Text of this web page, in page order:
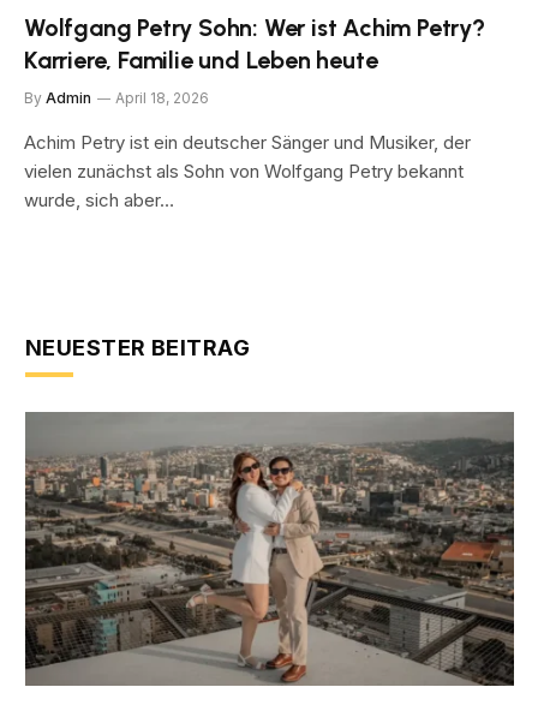
Wolfgang Petry Sohn: Wer ist Achim Petry?
Karriere, Familie und Leben heute
By Admin April 18, 2026
Achim Petry ist ein deutscher Sänger und Musiker, der
vielen zunächst als Sohn von Wolfgang Petry bekannt
wurde, sich aber…
NEUESTER BEITRAG